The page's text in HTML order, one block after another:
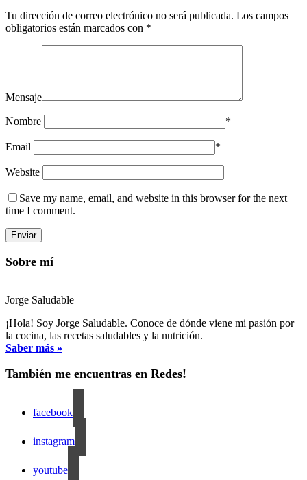
Tu dirección de correo electrónico no será publicada. Los campos
obligatorios están marcados con *
Mensaje
Nombre *
Email *
Website
Save my name, email, and website in this browser for the next
time I comment.
Sobre mí
Jorge Saludable
¡Hola! Soy Jorge Saludable. Conoce de dónde viene mi pasión por
la cocina, las recetas saludables y la nutrición.
Saber más »
También me encuentras en Redes!
facebook
instagram
youtube